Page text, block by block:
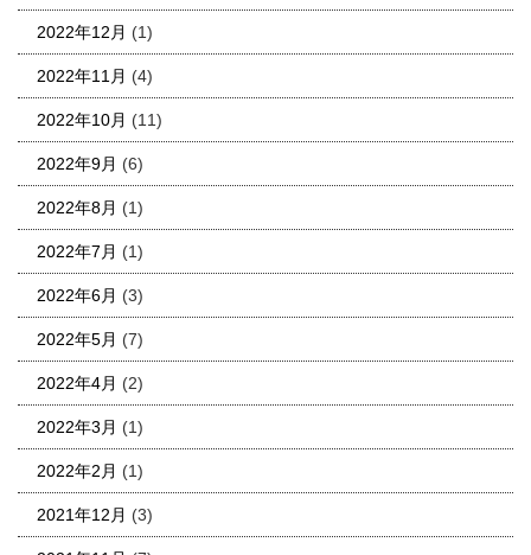
2022年12月 (1)
2022年11月 (4)
2022年10月 (11)
2022年9月 (6)
2022年8月 (1)
2022年7月 (1)
2022年6月 (3)
2022年5月 (7)
2022年4月 (2)
2022年3月 (1)
2022年2月 (1)
2021年12月 (3)